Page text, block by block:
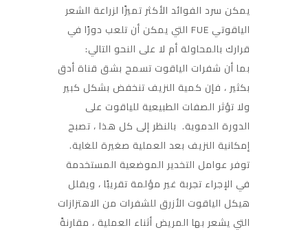
يمكن سرد الفوائد الأكثر تميزًا لزراعة الشعر
الياقوتي FUE التي يمكن أن تلعب دورًا في
قرارك بالمحاولة أم لا على النحو التالي:
بما أن شفرات الياقوت تسمح بشق قناة أدق
بكثير ، فإن كمية النزيف تنخفض بشكل كبير
ولا تؤثر الصفات الطبيعية للياقوت على
الدورة الدموية. بالنظر إلى كل هذا ، تصبح
إمكانية النزيف بعد العملية صغيرة للغاية.
توفر عوامل التخدير الموضعية المستخدمة
في الإجراء تجربة غير مؤلمة تقريبًا ، ويقلل
هيكل الياقوت الأزرق للشفرات من الاهتزازات
التي يشعر بها المريض أثناء العملية ، مقارنةً